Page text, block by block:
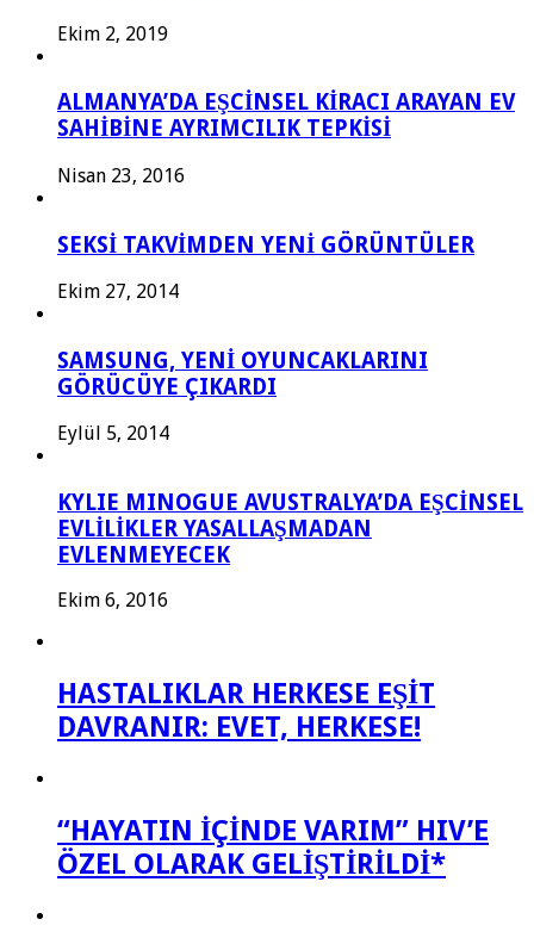
Ekim 2, 2019
ALMANYA’DA EŞCİNSEL KİRACI ARAYAN EV
SAHİBİNE AYRIMCILIK TEPKİSİ
Nisan 23, 2016
SEKSİ TAKVİMDEN YENİ GÖRÜNTÜLER
Ekim 27, 2014
SAMSUNG, YENİ OYUNCAKLARINI
GÖRÜCÜYE ÇIKARDI
Eylül 5, 2014
KYLIE MINOGUE AVUSTRALYA’DA EŞCİNSEL
EVLİLİKLER YASALLAŞMADAN
EVLENMEYECEK
Ekim 6, 2016
HASTALIKLAR HERKESE EŞİT
DAVRANIR: EVET, HERKESE!
“HAYATIN İÇİNDE VARIM” HIV’E
ÖZEL OLARAK GELİŞTİRİLDİ*